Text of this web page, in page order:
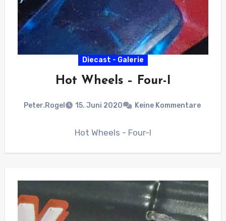
Diecast - Galerie
Hot Wheels – Four-I
Peter.Rogel 15. Juni 2020 Keine Kommentare
Hot Wheels - Four-I